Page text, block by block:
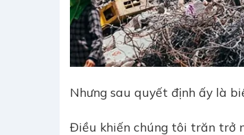
Nhưng sau quyết định ấy là
Điều khiến chúng tôi trăn trở